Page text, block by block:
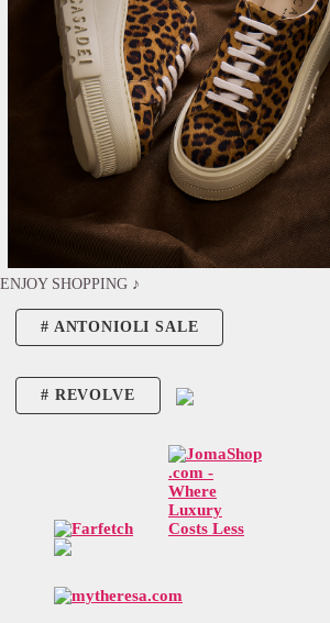
ENJOY SHOPPING ♪
ANTONIOLI SALE
REVOLVE